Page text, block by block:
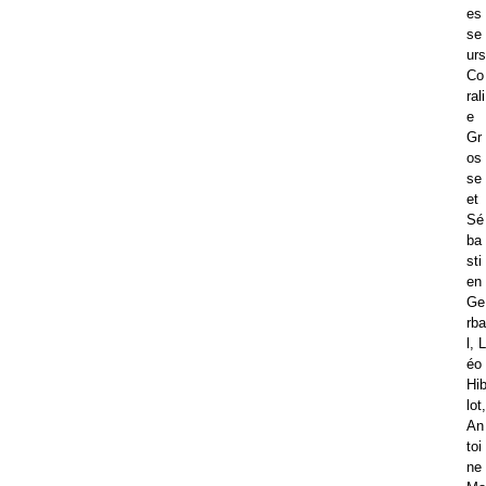
es
se
urs
Co
rali
e
Gr
os
se
et
Sé
ba
sti
en
Ge
rba
l, L
éo
Hib
lot,
An
toi
ne